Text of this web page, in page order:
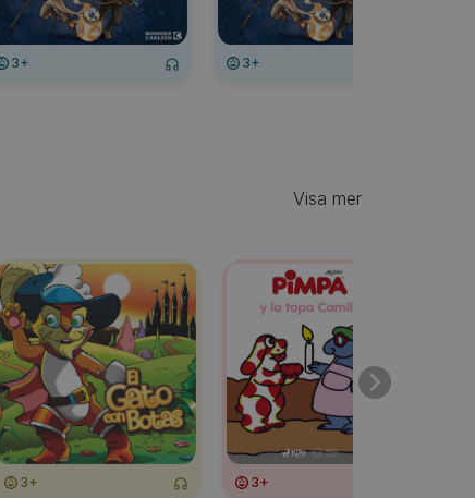
3+ 3+
Visa mer
3+ 3+